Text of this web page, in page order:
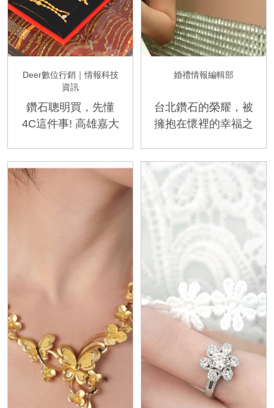
Deer數位行銷｜情報科技
資訊
鑽石聰明買，先懂
4C這件事! 高雄嘉大
婚禮情報編輯部
台北鑽石的榮耀，被
擁抱在懷裡的幸福之